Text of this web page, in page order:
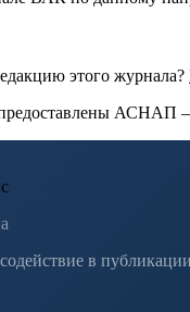
этого журнала?
АСНАП
в